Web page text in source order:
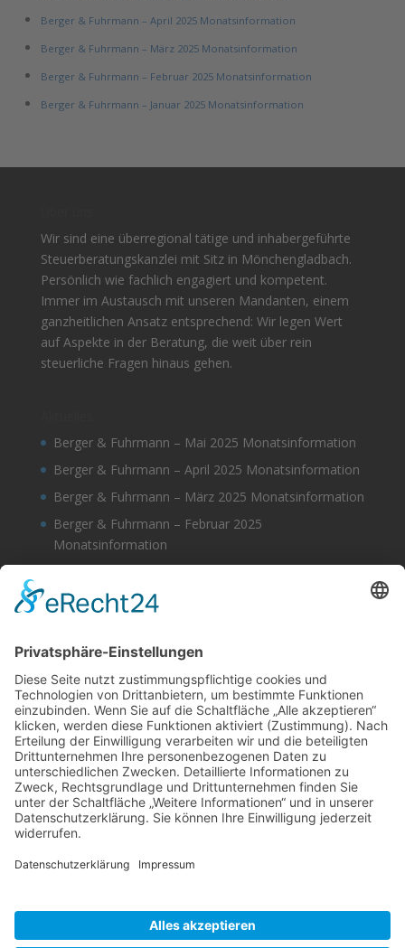
Berger & Fuhrmann – April 2025 Monatsinformation
Berger & Fuhrmann – März 2025 Monatsinformation
Berger & Fuhrmann – Februar 2025 Monatsinformation
Berger & Fuhrmann – Januar 2025 Monatsinformation
Wir sind eine überregional tätige und inhabergeführte
Steuerberatungskanzlei mit Sitz in Mönchengladbach.
Persönlich wie fachlich engagiert und kompetent.
Immer im Austausch mit unseren Mandanten, einem
ganzheitlichen Ansatz entsprechend: Wir legen Wert
auf Aspekte in der Beratung, die weit über rein
steuerliche Fragen hinaus gehen.
Berger & Fuhrmann – Mai 2025 Monatsinformation
Berger & Fuhrmann – April 2025 Monatsinformation
Berger & Fuhrmann – März 2025 Monatsinformation
Berger & Fuhrmann – Februar 2025
Monatsinformation
Monatsinformation
Suche
Datenschutz
Cookie-Einstellungen
Sonstige
Kontakt
Facebook
Anfahrt & Lageplan